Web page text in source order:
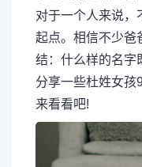
对于一个人来说，
起点。相信不少爸
结：什么样的名字
分享一些杜姓女孩
来看看吧!